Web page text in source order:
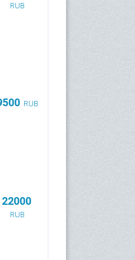
RUB
RUB
22000
RUB